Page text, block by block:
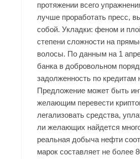
протяжении всего
лучше проработать пресс,
собой. Укладки: феном и
степени сложности на
волосы. По данным на 1
банка в добровольном
задолженность по кредитам
Предложение может быть
желающим перевести
легализовать средства,
ли желающих найдется
реальная добыча нефти
марок составляет не более